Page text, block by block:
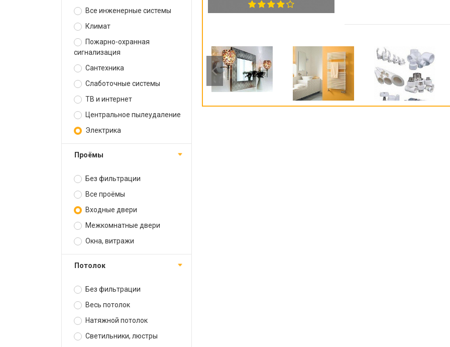
Все инженерные системы
Климат
Пожарно-охранная
сигнализация
Сантехника
Слаботочные системы
ТВ и интернет
Центральное пылеудаление
Электрика
Проёмы
Без фильтрации
Все проёмы
Входные двери
Межкомнатные двери
Окна, витражи
Потолок
Без фильтрации
Весь потолок
Натяжной потолок
Светильники, люстры